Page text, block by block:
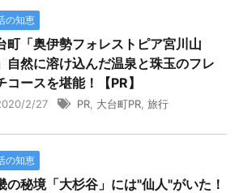
の知恵
町「奥伊勢フォレストピア宮川山
自然に溶け込んだ温泉と珠玉のフレ
コースを堪能！【PR】
2/27 PR 大台町PR 旅行
の知恵
の秘境「大杉谷」には"仙人"がいた！